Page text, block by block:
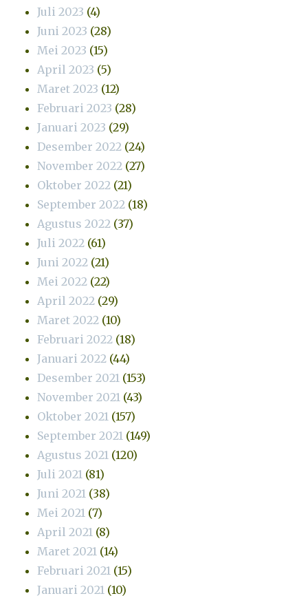
Juli 2023 (4)
Juni 2023 (28)
Mei 2023 (15)
April 2023 (5)
Maret 2023 (12)
Februari 2023 (28)
Januari 2023 (29)
Desember 2022 (24)
November 2022 (27)
Oktober 2022 (21)
September 2022 (18)
Agustus 2022 (37)
Juli 2022 (61)
Juni 2022 (21)
Mei 2022 (22)
April 2022 (29)
Maret 2022 (10)
Februari 2022 (18)
Januari 2022 (44)
Desember 2021 (153)
November 2021 (43)
Oktober 2021 (157)
September 2021 (149)
Agustus 2021 (120)
Juli 2021 (81)
Juni 2021 (38)
Mei 2021 (7)
April 2021 (8)
Maret 2021 (14)
Februari 2021 (15)
Januari 2021 (10)